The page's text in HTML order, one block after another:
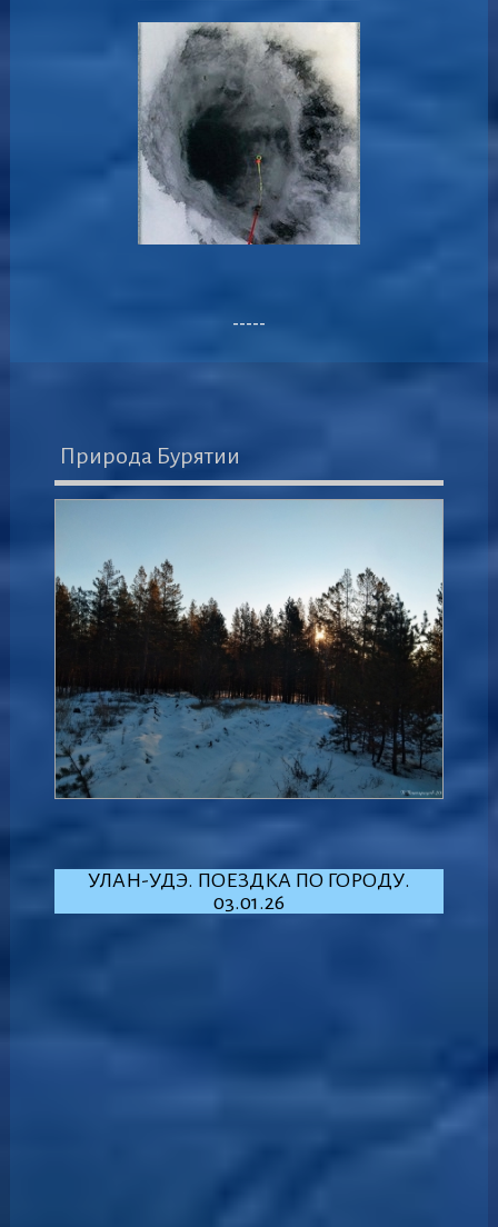
-----
Природа Бурятии
УЛАН-УДЭ. ПОЕЗДКА ПО ГОРОДУ.
03.01.26